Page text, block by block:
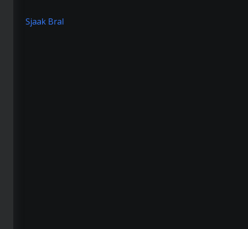
Sjaak Bral